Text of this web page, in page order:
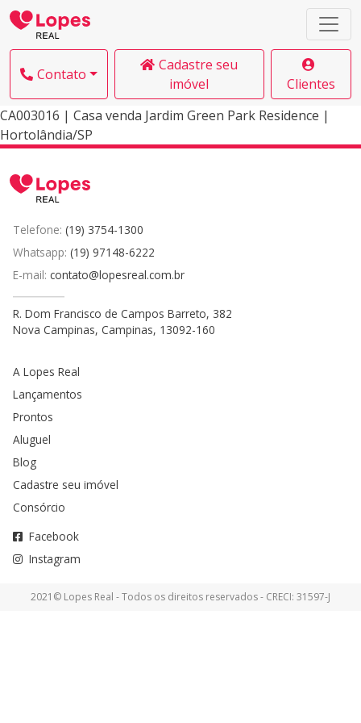
Contato
Cadastre seu
imóvel
Clientes
CA003016 | Casa venda Jardim Green Park Residence |
Hortolândia/SP
Telefone: (19) 3754-1300
Whatsapp: (19) 97148-6222
E-mail: contato@lopesreal.com.br
R. Dom Francisco de Campos Barreto, 382
Nova Campinas, Campinas, 13092-160
A Lopes Real
Lançamentos
Prontos
Aluguel
Blog
Cadastre seu imóvel
Consórcio
Facebook
Instagram
2021© Lopes Real - Todos os direitos reservados - CRECI: 31597-J